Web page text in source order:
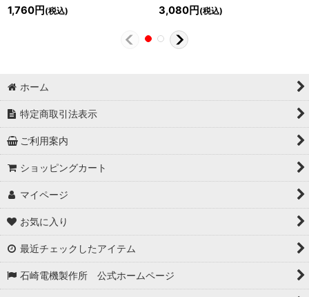
1,760円 (税込) 3,080円 (税込)
ホーム
特定商取引法表示
ご利用案内
ショッピングカート
マイページ
お気に入り
最近チェックしたアイテム
石崎電機製作所 公式ホームページ